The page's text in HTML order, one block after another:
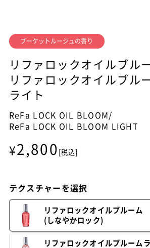
ブーケットルージュの香り
リファロックオイルブル
リファロックオイルブル
ライト
ReFa LOCK OIL BLOOM/
ReFa LOCK OIL BLOOM LIGHT
¥2,800 [税込]
テクスチャーを選択
リファロックオイルブルーム
(しなやかロック)
リファロックオイルブルーム